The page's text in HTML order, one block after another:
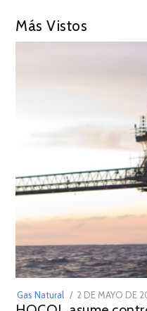
Más Vistos
Gas Natural
POSTED
ON
2 DE MAYO DE